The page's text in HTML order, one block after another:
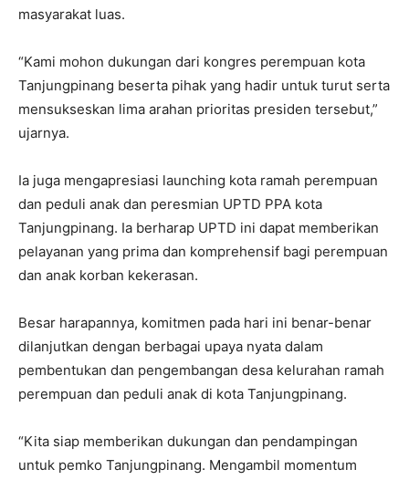
masyarakat luas.
“Kami mohon dukungan dari kongres perempuan kota
Tanjungpinang beserta pihak yang hadir untuk turut serta
mensukseskan lima arahan prioritas presiden tersebut,”
ujarnya.
Ia juga mengapresiasi launching kota ramah perempuan
dan peduli anak dan peresmian UPTD PPA kota
Tanjungpinang. Ia berharap UPTD ini dapat memberikan
pelayanan yang prima dan komprehensif bagi perempuan
dan anak korban kekerasan.
Besar harapannya, komitmen pada hari ini benar-benar
dilanjutkan dengan berbagai upaya nyata dalam
pembentukan dan pengembangan desa kelurahan ramah
perempuan dan peduli anak di kota Tanjungpinang.
“Kita siap memberikan dukungan dan pendampingan
untuk pemko Tanjungpinang. Mengambil momentum